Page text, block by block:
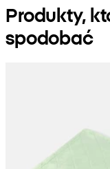
Produkty,
spodobać